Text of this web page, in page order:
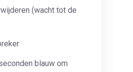
(wacht tot de
blauw om